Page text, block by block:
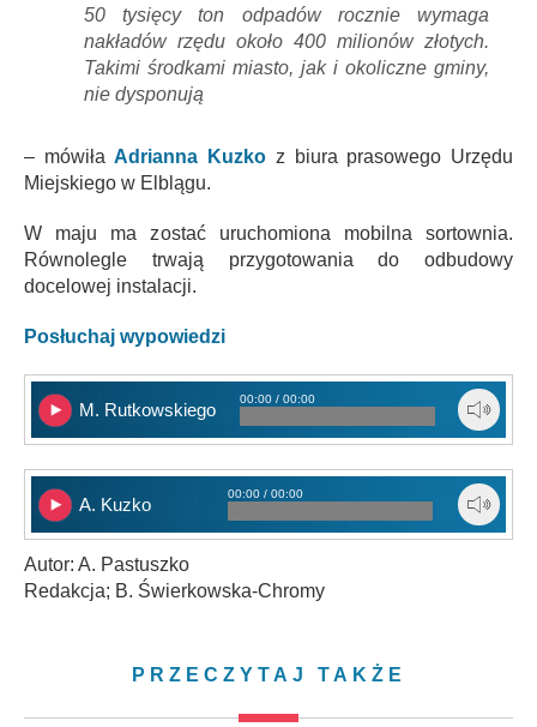
50 tysięcy ton odpadów rocznie wymaga
nakładów rzędu około 400 milionów złotych.
Takimi środkami miasto, jak i okoliczne gminy,
nie dysponują
– mówiłaAdrianna Kuzko z biura prasowego Urzędu
Miejskiego w Elblągu.
W maju ma zostać uruchomiona mobilna sortownia.
Równolegle trwają przygotowania do odbudowy
docelowej instalacji.
Posłuchaj wypowiedzi
M. Rutkowskiego
00:00 / 00:00
A. Kuzko
00:00 / 00:00
Autor: A. Pastuszko
Redakcja; B. Świerkowska-Chromy
PRZECZYTAJ TAKŻE